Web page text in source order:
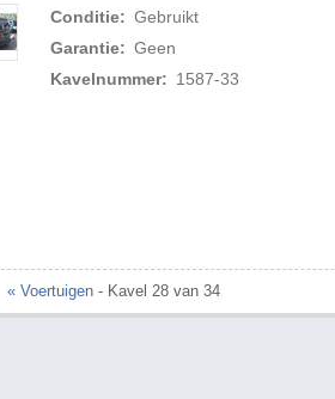
Conditie: Gebruikt
Garantie: Geen
Kavelnummer: 1587-33
« Voertuigen - Kavel 28 van 34